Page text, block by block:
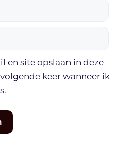
en site opslaan in deze
keer wanneer ik